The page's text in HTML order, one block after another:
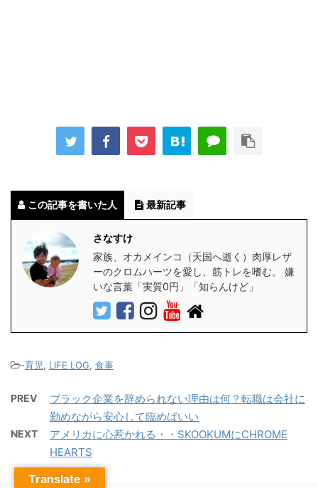
この記事を書いた人 最新記事
さなすけ
家族、オカメインコ（天国へ逝く）肉厚レザ
ーのクロムハーツを愛し、筋トレを嗜む。 嫌
いな言葉「実質0円」「知らんけど」
-育児, LIFE LOG, 食事
PREV
ブラック企業を辞められない理由は何？転職は会社に
勤めながら安心して臨めばいい
NEXT
アメリカに心惹かれる・・SKOOKUMにCHROME
HEARTS
Translate »